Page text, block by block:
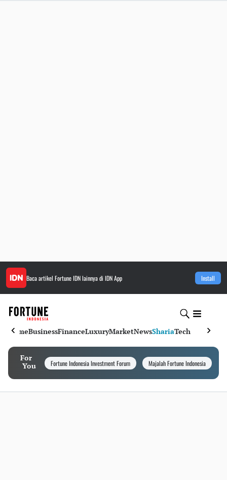
Baca artikel Fortune IDNlainnya di IDN App Install
HomeBusinessFinanceLuxuryMarketNewsShariaTech
For
You
Fortune Indonesia Investment Forum Majalah Fortune Indonesia